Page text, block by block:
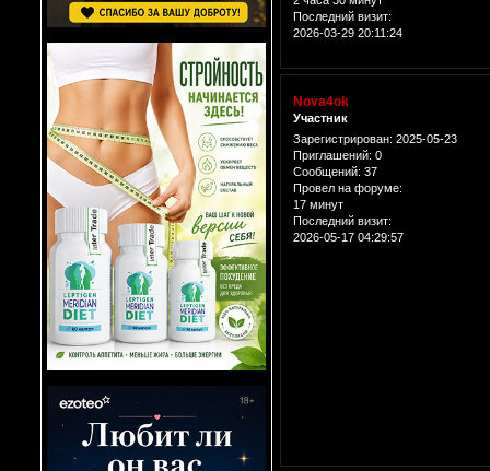
Последний визит:
2026-03-29 20:11:24
Nova4ok
Участник
Зарегистрирован: 2025-05-23
Приглашений: 0
Сообщений: 37
Провел на форуме:
17 минут
Последний визит:
2026-05-17 04:29:57